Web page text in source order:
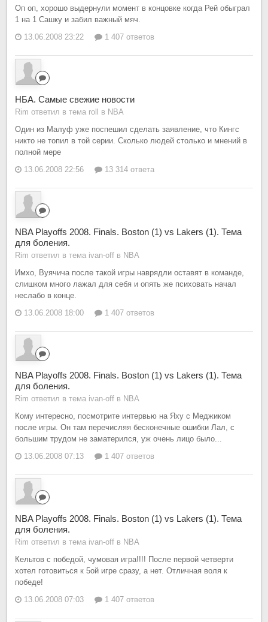
Оп оп, хорошо выдернули момент в концовке когда Рей обыграл
1 на 1 Сашку и забил важный мяч.
13.06.2008 23:22
1 407 ответов
НБА. Самые свежие новости
Rim ответил в тема roll в NBA
Один из Малуф уже поспешил сделать заявление, что Кингс
никто не топил в той серии. Сколько людей столько и мнений в
полной мере
13.06.2008 22:56
13 314 ответа
NBA Playoffs 2008. Finals. Boston (1) vs Lakers (1). Тема
для боления.
Rim ответил в тема ivan-off в NBA
Имхо, Вуячича после такой игры наврядли оставят в команде,
слишком много лажал для себя и опять же психовать начал
неслабо в конце.
13.06.2008 18:00
1 407 ответов
NBA Playoffs 2008. Finals. Boston (1) vs Lakers (1). Тема
для боления.
Rim ответил в тема ivan-off в NBA
Кому интересно, посмотрите интервью на Яху с Меджиком
после игры. Он там перечисляя бесконечные ошибки Лал, с
большим трудом не заматерился, уж очень лицо было...
13.06.2008 07:13
1 407 ответов
NBA Playoffs 2008. Finals. Boston (1) vs Lakers (1). Тема
для боления.
Rim ответил в тема ivan-off в NBA
Кельтов с победой, чумовая игра!!!! После первой четверти
хотел готовиться к 5ой игре сразу, а нет. Отличная воля к
победе!
13.06.2008 07:03
1 407 ответов